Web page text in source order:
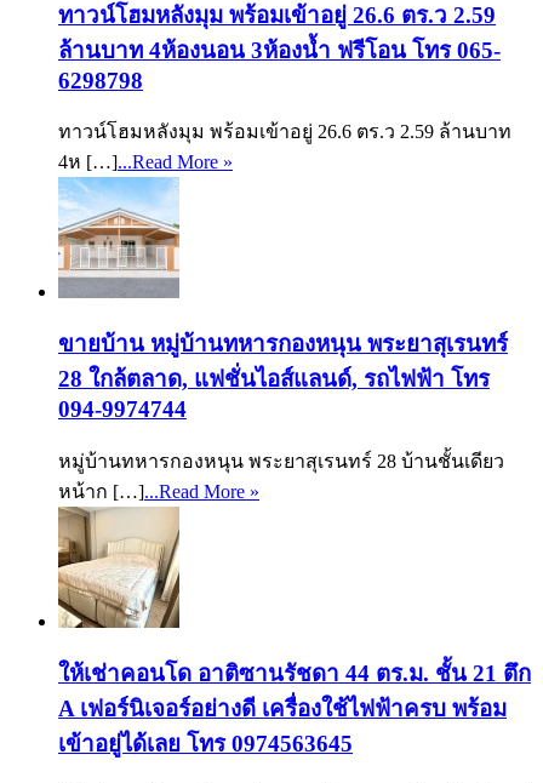
ทาวน์โฮมหลังมุม พร้อมเข้าอยู่ 26.6 ตร.ว 2.59
ล้านบาท 4ห้องนอน 3ห้องน้ำ ฟรีโอน โทร 065-
6298798
ทาวน์โฮมหลังมุม พร้อมเข้าอยู่ 26.6 ตร.ว 2.59 ล้านบาท
4ห […]...Read More »
ขายบ้าน หมู่บ้านทหารกองหนุน พระยาสุเรนทร์
28 ใกล้ตลาด, แฟชั่นไอส์แลนด์, รถไฟฟ้า โทร
094-9974744
หมู่บ้านทหารกองหนุน พระยาสุเรนทร์ 28 บ้านชั้นเดียว
หน้าก […]...Read More »
ให้เช่าคอนโด อาติซานรัชดา 44 ตร.ม. ชั้น 21 ตึก
A เฟอร์นิเจอร์อย่างดี เครื่องใช้ไฟฟ้าครบ พร้อม
เข้าอยู่ได้เลย โทร 0974563645